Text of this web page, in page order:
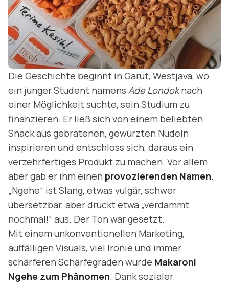
Die Geschichte beginnt in Garut, Westjava, wo
ein junger Student namens Ade Londoknach
einer Möglichkeit suchte, sein Studium zu
finanzieren. Er ließ sich von einem beliebten
Snack aus gebratenen, gewürzten Nudeln
inspirieren und entschloss sich, daraus ein
verzehrfertiges Produkt zu machen. Vor allem
aber gab er ihm einen provozierenden Namen.
„Ngehe“ ist Slang, etwas vulgär, schwer
übersetzbar, aber drückt etwa „verdammt
nochmal!“ aus. Der Ton war gesetzt.
Mit einem unkonventionellen Marketing,
auffälligen Visuals, viel Ironie und immer
schärferen Schärfegraden wurde Makaroni
Ngehe zum Phänomen. Dank sozialer